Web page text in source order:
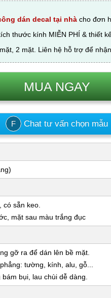
dán decal tại nhà cho đơn
thước kính MIỄN PHÍ & thiết
2 mặt. Liên hệ hỗ trợ để
MUA NGAY
F Chat tư vấn chọn mẫu
có sẵn keo.
mặt sau màu trắng đục
gỡ ra để dán lên bề mặt.
tường, kính, alu, gỗ...
bụi, lau chùi dễ dàng.